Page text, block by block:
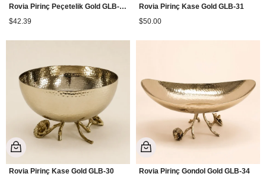
Rovia Pirinç Peçetelik Gold GLB-51
$42.39
Rovia Pirinç Kase Gold GLB-31
$50.00
Rovia Pirinç Kase Gold GLB-30
Rovia Pirinç Gondol Gold GLB-34